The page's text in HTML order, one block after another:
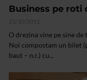
Business pe roti
21/10/2011
O drezina vine pe sine de
Noi compostam un bilet
baut – n.r.) cu...